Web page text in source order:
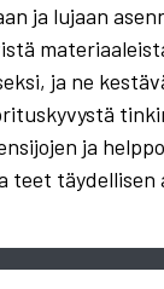
ja lujaan
ja ne
ja
teet täydellisen